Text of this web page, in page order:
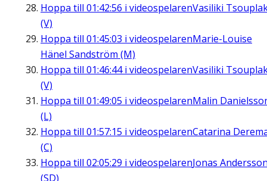
Hoppa till 01:42:56 i videospelarenVasiliki
(V)
Hoppa till 01:45:03 i videospelarenMarie-Louise
Hänel Sandström (M)
Hoppa till 01:46:44i videospelarenVasiliki
(V)
Hoppa till 01:49:05 i videospelarenMalin
(L)
Hoppa till 01:57:15 i videospelarenCatarina
(C)
Hoppa till 02:05:29 i videospelarenJonas
(SD)